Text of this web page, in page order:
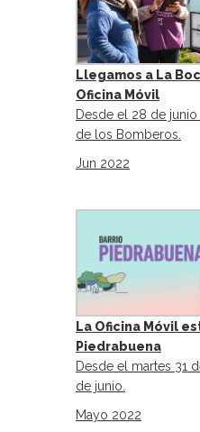
Llegamos a La
Oficina Móvil
Desde el 28 de junio
de los Bomberos.
Jun 2022
La Oficina Móvil
Piedrabuena
Desde el martes 31
de junio.
Mayo 2022